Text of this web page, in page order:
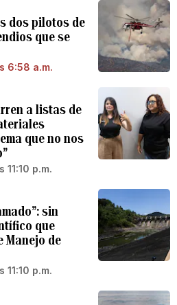
dos pilotos de
que se
6:58 a.m.
a listas de
que no nos
p.m.
sin
que
Manejo de
p.m.